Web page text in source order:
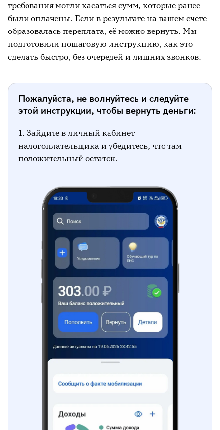
требования могли касаться сумм, которые ранее
были оплачены. Если в результате на вашем счете
образовалась переплата, её можно вернуть. Мы
подготовили пошаговую инструкцию, как это
сделать быстро, без очередей и лишних звонков.
Пожалуйста, не волнуйтесь и следуйте
этой инструкции, чтобы вернуть деньги:
1. Зайдите в личный кабинет
налогоплательщика и убедитесь, что там
положительный остаток.